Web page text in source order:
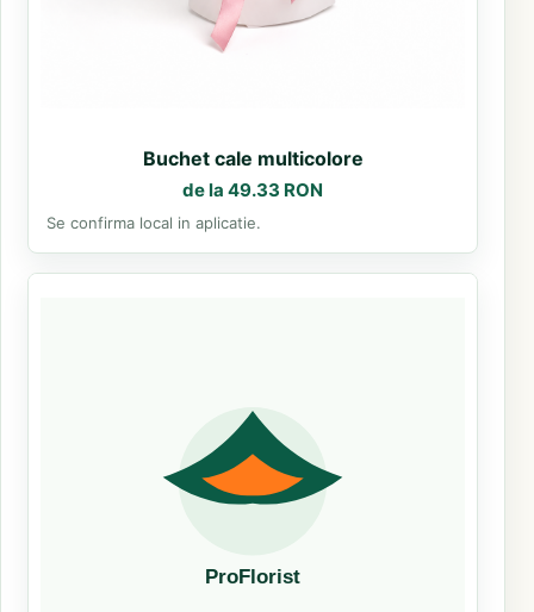
Buchet cale multicolore
de la 49.33 RON
Se confirma local in aplicatie.